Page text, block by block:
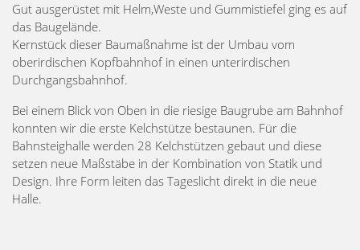
Gut ausgerüstet mit Helm,Weste und Gummistiefel ging es auf
das Baugelände.
Kernstück dieser Baumaßnahme ist der Umbau vom
oberirdischen Kopfbahnhof in einen unterirdischen
Durchgangsbahnhof.
Bei einem Blick von Oben in die riesige Baugrube am Bahnhof
konnten wir die erste Kelchstütze bestaunen. Für die
Bahnsteighalle werden 28 Kelchstützen gebaut und diese
setzen neue Maßstäbe in der Kombination von Statik und
Design. Ihre Form leiten das Tageslicht direkt in die neue
Halle.